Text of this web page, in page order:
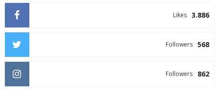
3.886
Likes
568
Followers
862
Followers